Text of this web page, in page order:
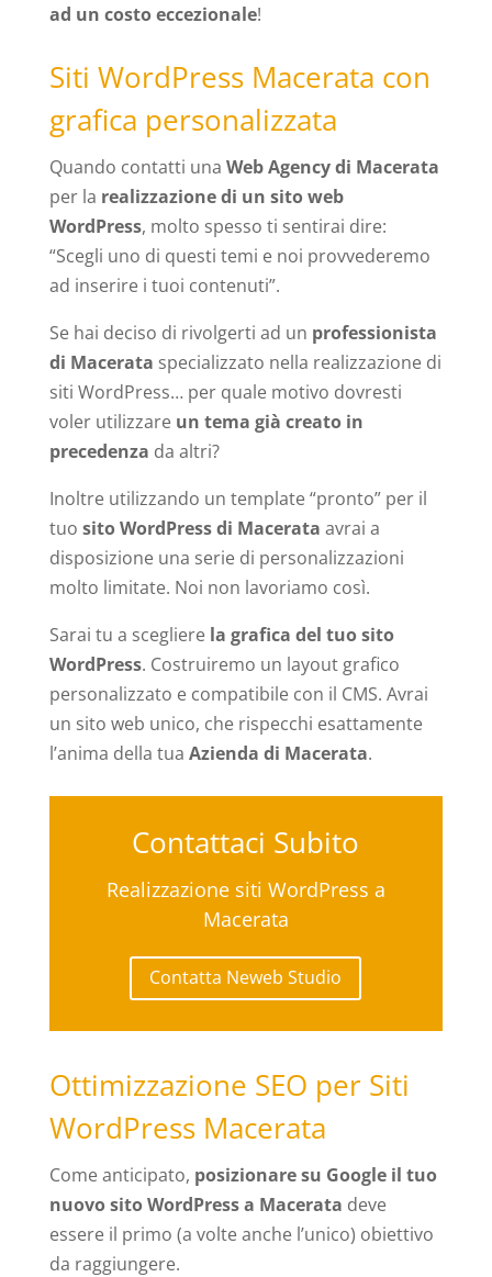
ad un costo eccezionale!
Siti WordPress Macerata con
grafica personalizzata
Quando contatti una Web Agency di Macerata
per la realizzazione di un sito web
WordPress, molto spesso ti sentirai dire:
“Scegli uno di questi temi e noi provvederemo
ad inserire i tuoi contenuti”.
Se hai deciso di rivolgerti ad un professionista
di Macerata specializzato nella realizzazione di
siti WordPress… per quale motivo dovresti
voler utilizzare un tema già creato in
precedenza da altri?
Inoltre utilizzando un template “pronto” per il
tuo sito WordPress di Macerata avrai a
disposizione una serie di personalizzazioni
molto limitate. Noi non lavoriamo così.
Sarai tu a scegliere la grafica del tuo sito
WordPress. Costruiremo un layout grafico
personalizzato e compatibile con il CMS. Avrai
un sito web unico, che rispecchi esattamente
l’anima della tua Azienda di Macerata.
Contattaci Subito
Realizzazione siti WordPress a
Macerata
Contatta Neweb Studio
Ottimizzazione SEO per Siti
WordPress Macerata
Come anticipato, posizionare su Google il tuo
nuovo sito WordPress a Macerata deve
essere il primo (a volte anche l’unico) obiettivo
da raggiungere.